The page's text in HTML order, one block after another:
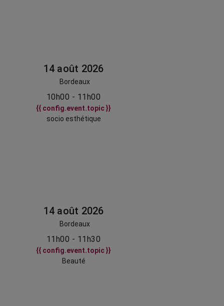
14 août 2026
Bordeaux
10h00 - 11h00
{{ config.event.topic }}
socio esthétique
14 août 2026
Bordeaux
11h00 - 11h30
{{ config.event.topic }}
Beauté